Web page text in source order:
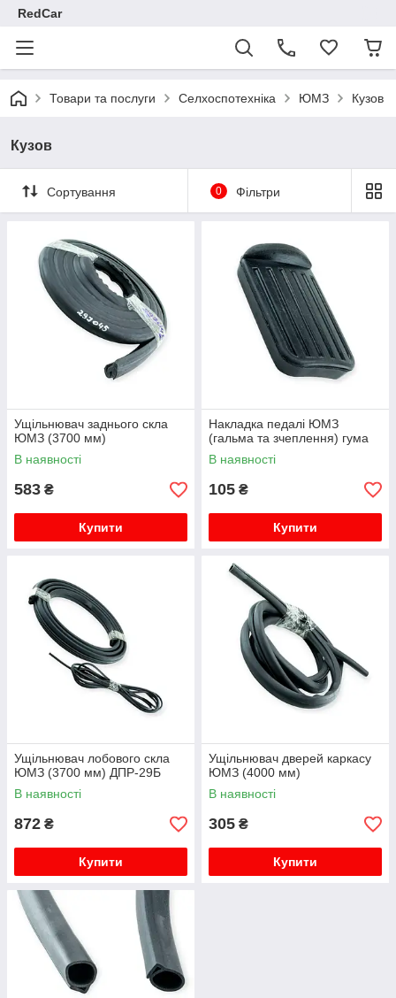
RedCar
Товари та послуги Селхоспотехніка ЮМЗ Кузов
Кузов
Сортування 0 Фільтри
Ущільнювач заднього скла
ЮМЗ (3700 мм)
В наявності
583 ₴
Купити
Накладка педалі ЮМЗ
(гальма та зчеплення) гума
В наявності
105 ₴
Купити
Ущільнювач лобового скла
ЮМЗ (3700 мм) ДПР-29Б
В наявності
872 ₴
Купити
Ущільнювач дверей каркасу
ЮМЗ (4000 мм)
В наявності
305 ₴
Купити